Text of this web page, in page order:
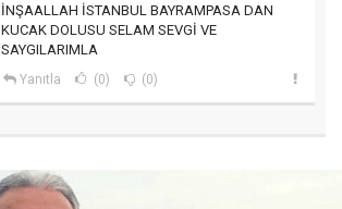
İNŞAALLAH İSTANBUL BAYRAMPASA DAN
KUCAK DOLUSU SELAM SEVGİ VE
SAYGILARIMLA
Yanıtla (0) (0)